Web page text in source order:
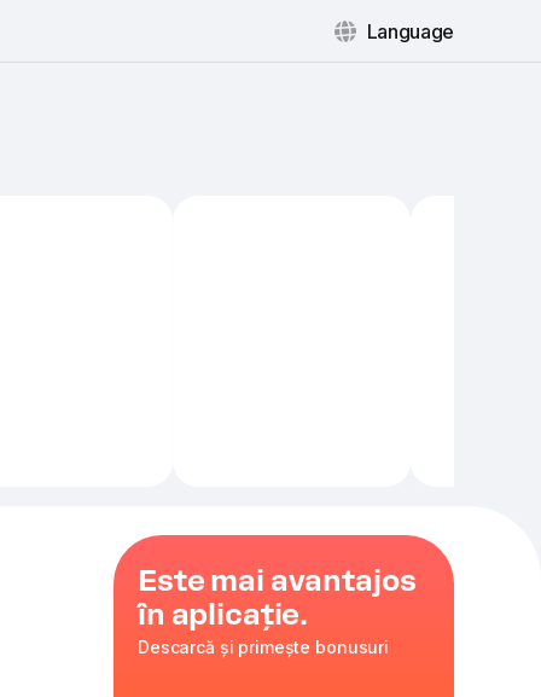
Language
Este mai avantajos
în aplicație.
Descarcă și primește bonusuri